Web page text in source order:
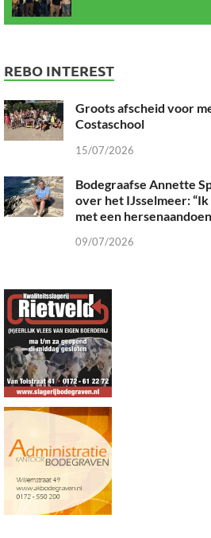
REBO INTEREST
Groots afscheid voor
Costaschool
15/07/2026
Bodegraafse Annette
over het IJsselmeer:
met een
09/07/2026